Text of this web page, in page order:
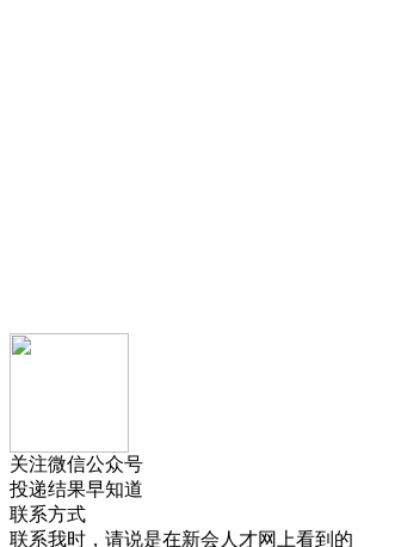
关注微信公众号
投递结果早知道
联系方式
联系我时，请说是在新会人才网 上看到的